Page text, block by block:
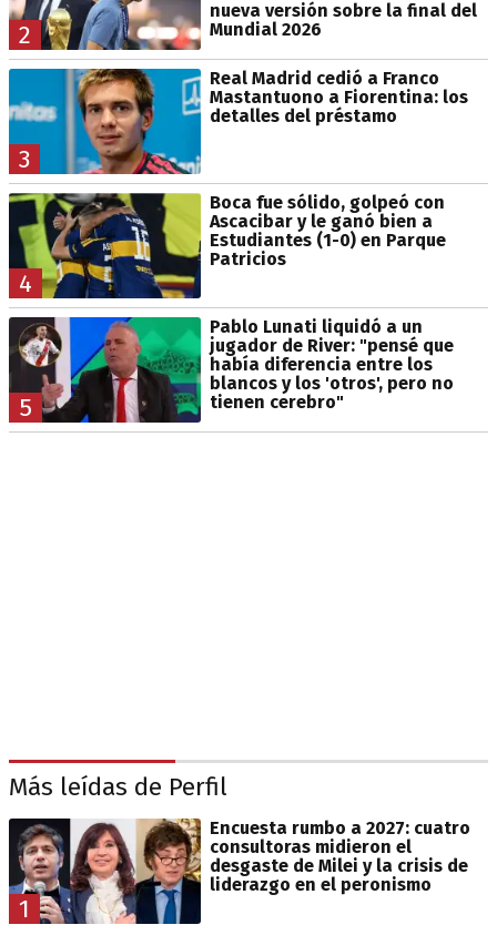
2
nueva versión sobre la final del
Mundial 2026
3
Real Madrid cedió a Franco
Mastantuono a Fiorentina: los
detalles del préstamo
4
Boca fue sólido, golpeó con
Ascacibar y le ganó bien a
Estudiantes (1-0) en Parque
Patricios
5
Pablo Lunati liquidó a un
jugador de River: "pensé que
había diferencia entre los
blancos y los 'otros', pero no
tienen cerebro"
Más leídas de Perfil
1
Encuesta rumbo a 2027: cuatro
consultoras midieron el
desgaste de Milei y la crisis de
liderazgo en el peronismo